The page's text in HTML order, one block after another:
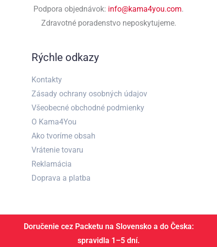
Podpora objednávok: info@kama4you.com.
Zdravotné poradenstvo neposkytujeme.
Rýchle odkazy
Kontakty
Zásady ochrany osobných údajov
Všeobecné obchodné podmienky
O Kama4You
Ako tvoríme obsah
Vrátenie tovaru
Reklamácia
Doprava a platba
Doručenie cez Packetu na Slovensko a do Česka:
spravidla 1–5 dní.